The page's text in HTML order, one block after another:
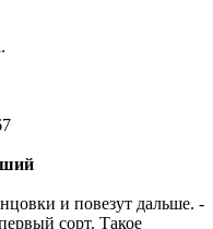
и повезут дальше. -
сорт. Такое